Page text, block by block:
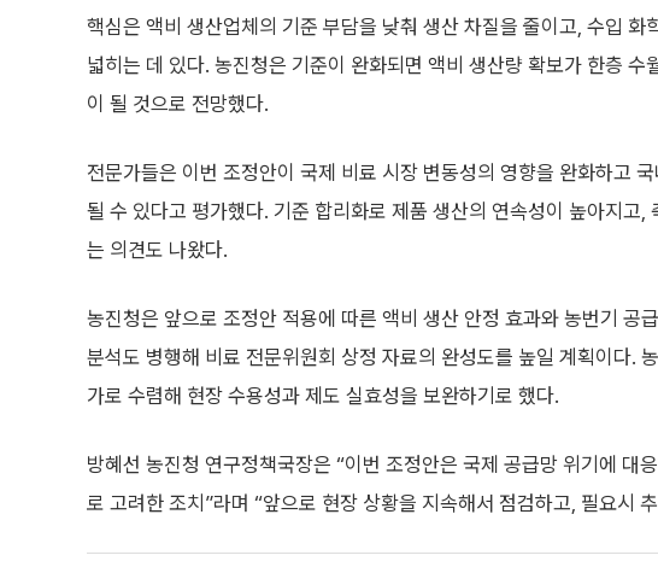
핵심은 액비 생산업체의 기준 부담을 낮춰 생산 차질을 줄이고, 수입
넓히는 데 있다. 농진청은 기준이 완화되면 액비 생산량 확보가 한층
이 될 것으로 전망했다.
전문가들은 이번 조정안이 국제 비료 시장 변동성의 영향을 완화하고
될 수 있다고 평가했다. 기준 합리화로 제품 생산의 연속성이 높아지고
는 의견도 나왔다.
농진청은 앞으로 조정안 적용에 따른 액비 생산 안정 효과와 농번기 공
분석도 병행해 비료 전문위원회 상정 자료의 완성도를 높일 계획이다.
가로 수렴해 현장 수용성과 제도 실효성을 보완하기로 했다.
방혜선 농진청 연구정책국장은 “이번 조정안은 국제 공급망 위기에 대
로 고려한 조치”라며 “앞으로 현장 상황을 지속해서 점검하고, 필요시